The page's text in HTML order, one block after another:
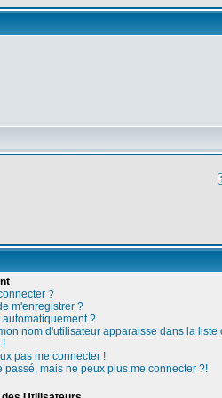
?
m'enregistrer ?
?
nom d'utilisateur apparaisse dans la
!
pas me connecter !
mais ne peux plus me connecter ?!